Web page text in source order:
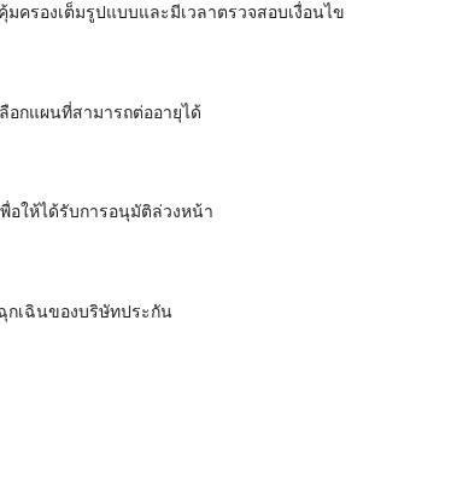
ครองเต็มรูปแบบและมีเวลาตรวจสอบเงื่อนไข
อกแผนที่สามารถต่ออายุได้
อให้ได้รับการอนุมัติล่วงหน้า
กเฉินของบริษัทประกัน